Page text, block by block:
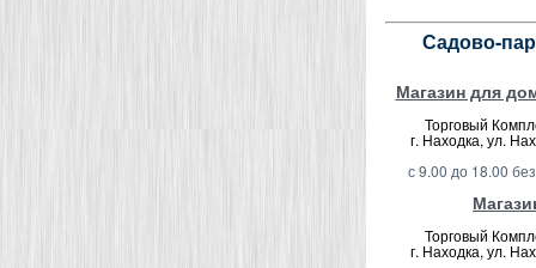
Садово-
Магазин для
Торговый
г. Находка, ул.
с 9.00 до 18.00
Торговый
г. Находка, ул.